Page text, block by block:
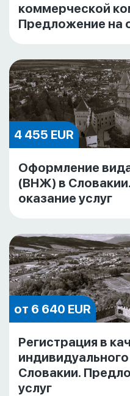
коммерческой
Предложение на
4 455 EUR
Оформление
(ВНЖ) в
оказание услуг
от 6 640 EUR
Регистрация в
Словакии.
услуг